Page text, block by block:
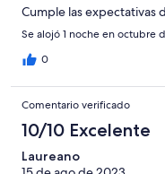
Cumple las expectativas
Se alojó 1 noche en octubre
0
Comentario verificado
10/10 Excelente
Laureano